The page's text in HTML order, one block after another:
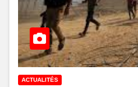
ACTUALITÉS